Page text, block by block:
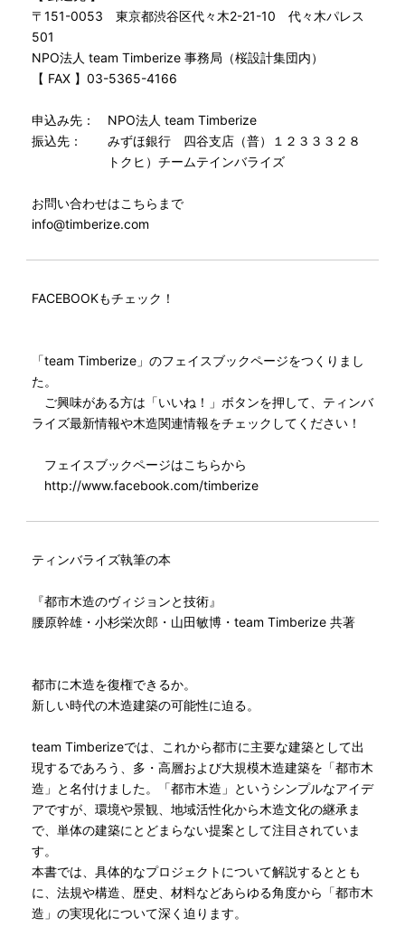
〒151-0053 東京都渋谷区代々木2-21-10 代々木パレス
501
NPO法人 team Timberize 事務局（桜設計集団内）
【 FAX 】03-5365-4166
申込み先： NPO法人 team Timberize
振込先： みずほ銀行 四谷支店（普）１２３３３２８
トクヒ）チームテインバライズ
お問い合わせはこちらまで
info@timberize.com
FACEBOOKもチェック！
「team Timberize」のフェイスブックページをつくりまし
た。
ご興味がある方は「いいね！」ボタンを押して、ティンバ
ライズ最新情報や木造関連情報をチェックしてください！
フェイスブックページはこちらから
http://www.facebook.com/timberize
ティンバライズ執筆の本
『都市木造のヴィジョンと技術』
腰原幹雄・小杉栄次郎・山田敏博・team Timberize 共著
都市に木造を復権できるか。
新しい時代の木造建築の可能性に迫る。
team Timberizeでは、これから都市に主要な建築として出
現するであろう、多・高層および大規模木造建築を「都市木
造」と名付けました。「都市木造」というシンプルなアイデ
アですが、環境や景観、地域活性化から木造文化の継承ま
で、単体の建築にとどまらない提案として注目されていま
す。
本書では、具体的なプロジェクトについて解説するととも
に、法規や構造、歴史、材料などあらゆる角度から「都市木
造」の実現化について深く迫ります。